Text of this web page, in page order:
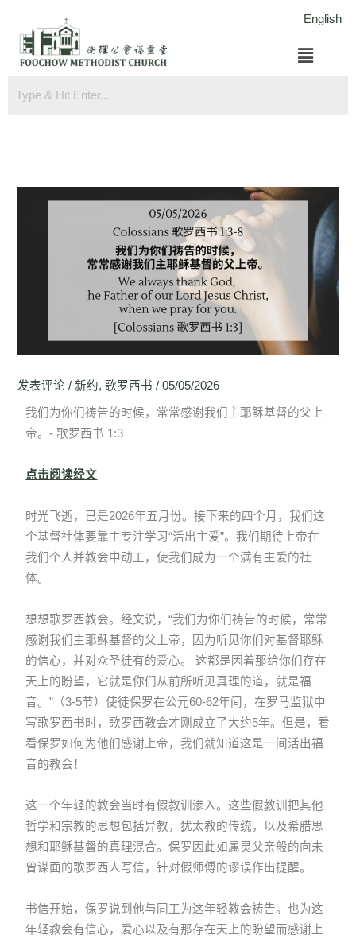
English
菜
单
发表评论 /新约,歌罗西书 /05/05/2026
我们为你们祷告的时候，常常感谢我们主耶稣基督的父上
帝。- 歌罗西书 1:3
点击阅读经文
时光飞逝，已是2026年五月份。接下来的四个月，我们这
个基督社体要靠主专注学习“活出主爱”。我们期待上帝在
我们个人并教会中动工，使我们成为一个满有主爱的社
体。
想想歌罗西教会。经文说，“我们为你们祷告的时候，常常
感谢我们主耶稣基督的父上帝，因为听见你们对基督耶稣
的信心，并对众圣徒有的爱心。 这都是因着那给你们存在
天上的盼望，它就是你们从前所听见真理的道，就是福
音。”（3-5节）使徒保罗在公元60-62年间，在罗马监狱中
写歌罗西书时，歌罗西教会才刚成立了大约5年。但是，看
看保罗如何为他们感谢上帝，我们就知道这是一间活出福
音的教会！
这一个年轻的教会当时有假教训渗入。这些假教训把其他
哲学和宗教的思想包括异教，犹太教的传统，以及希腊思
想和耶稣基督的真理混合。保罗因此如属灵父亲般的向未
曾谋面的歌罗西人写信，针对假师傅的谬误作出提醒。
书信开始，保罗说到他与同工为这年轻教会祷告。也为这
年轻教会有信心，爱心以及有那存在天上的盼望而感谢上